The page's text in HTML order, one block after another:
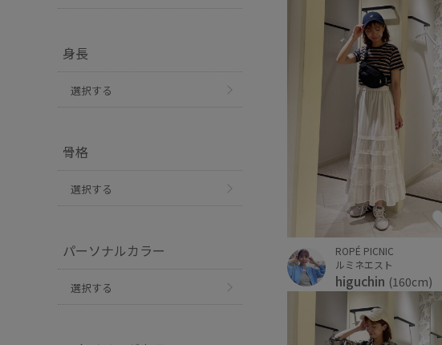
身長
選択する
骨格
選択する
パーソナルカラー
選択する
ROPÉ PICNIC
ルミネエスト
higuchin (160cm)